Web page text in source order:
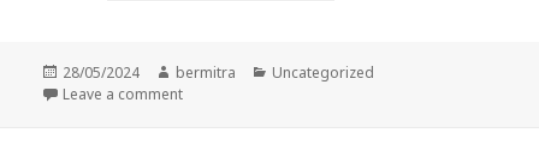
Posted
on
28/05/2024 Author
bermitra Categories
Uncategorized
Leave a commenton Lowongan Kerja Administrasi Telerenewal Di